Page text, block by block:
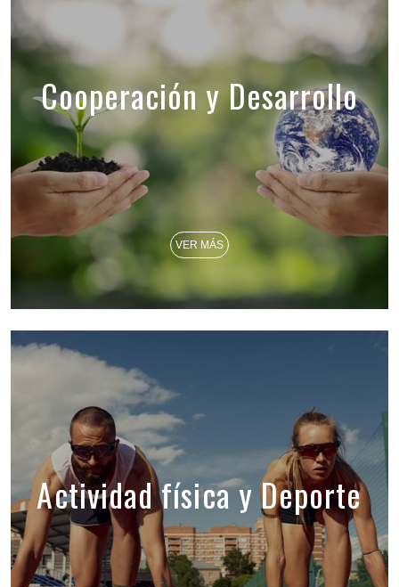
Cooperación y Desarrollo
VER MÁS
Actividad física y Deporte